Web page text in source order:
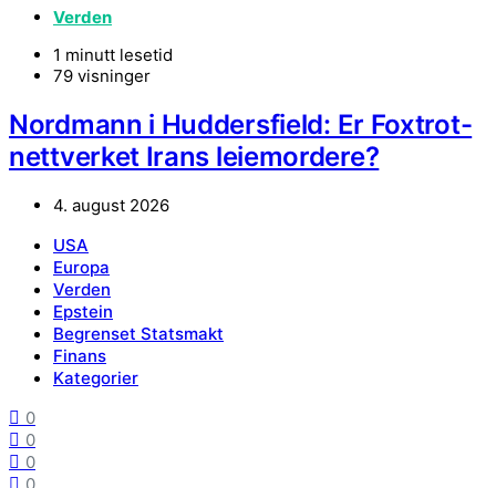
Verden
1 minutt lesetid
79 visninger
Nordmann i Huddersfield: Er Foxtrot-
nettverket Irans leiemordere?
4. august 2026
USA
Europa
Verden
Epstein
Begrenset Statsmakt
Finans
Kategorier
0
0
0